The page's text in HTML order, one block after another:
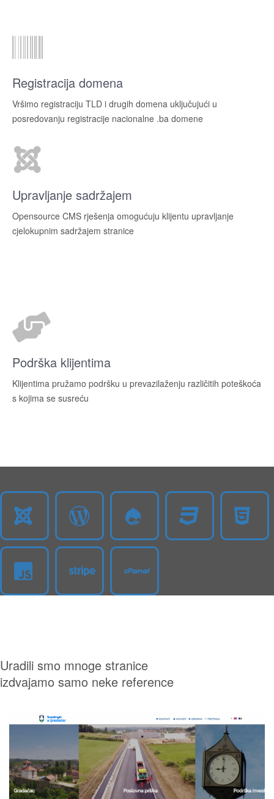
Registracija domena
Vršimo registraciju TLD i drugih domena uključujući u
posredovanju registracije nacionalne .ba domene
Upravljanje sadržajem
Opensource CMS rješenja omogućuju klijentu upravljanje
cjelokupnim sadržajem stranice
Podrška klijentima
Klijentima pružamo podršku u prevazilaženju različitih poteškoća
s kojima se susreću
Uradili smo mnoge stranice
izdvajamo samo neke reference